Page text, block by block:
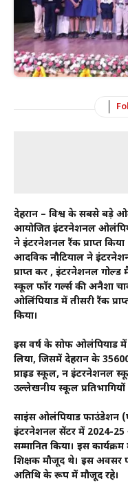
देहरादून – विश्व के सबसे बड़े
आयोजित इंटरनेशनल
ने इंटरनेशनल रैंक प्राप्त
आदविक नौटियाल ने
प्राप्त कर , इंटरनेशनल गोल्ड
स्कूल फॉर गर्ल्स की अनैशा
ओलिंपियाड में तीसरी रैंक
किया।
इस वर्ष के सोफ ओलंपियाड
लिया, जिसमें देहरादून के
प्राइड स्कूल, दून इंटरनेशनल
उल्लेखनीय स्कूल
साइंस ओलंपियाड फाउंडेशन
इंटरनेशनल सेंटर में 2024-25
सम्मानित किया। इस
शिक्षक मौजूद थे। इस अवसर
अतिथि के रूप में मौजूद रहे।